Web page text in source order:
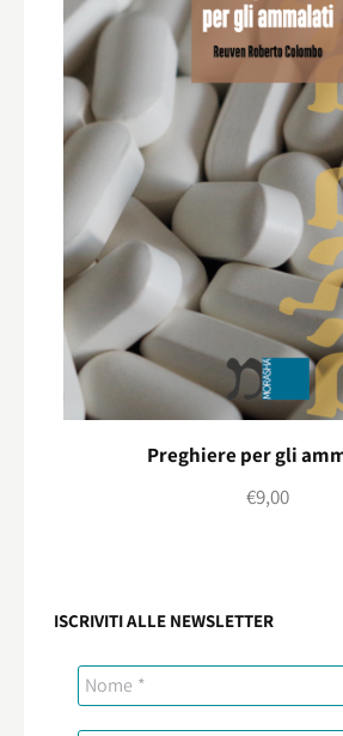
Preghiere per gli
€9,00
ISCRIVITI ALLE NEWSLETTER